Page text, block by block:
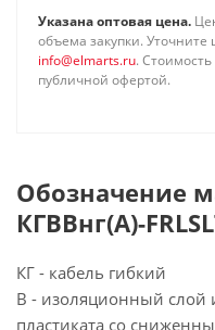
Указана оптовая цена.
объема закупки.
info@elmarts.ru.
публичной офертой.
Обозначение
КГВВнг(А)-
КГ - кабель гибкий
В - изоляционный слой
пластиката со